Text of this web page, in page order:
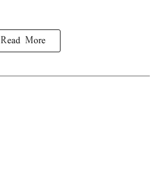
Read More